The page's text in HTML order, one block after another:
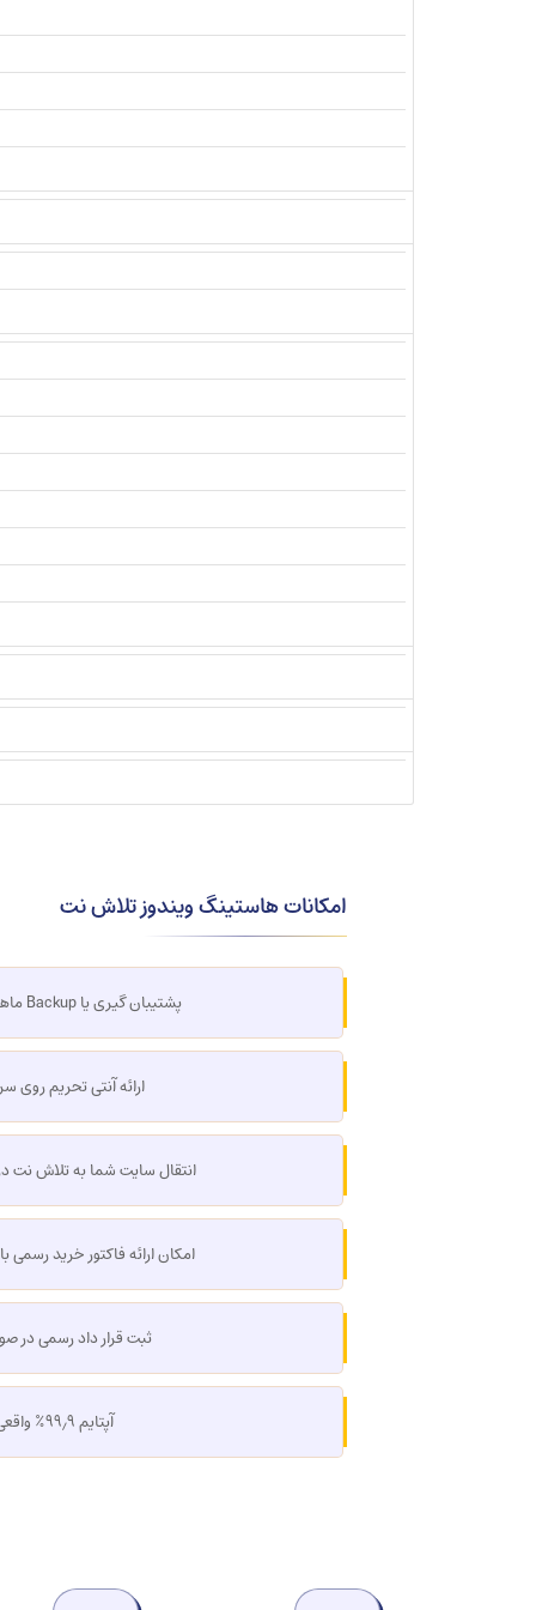
امکانات هاستینگ ویندوز تلاش نت
پشتیبان گیری یا Backup ماهانه و هفتگی
ارائه آنتی تحریم روی
انتقال سایت شما به تلاش نت
امکان ارائه فاکتور خرید رسمی
ثبت قرار داد رسمی در
آپتایم ۹۹٫۹٪ واقعی